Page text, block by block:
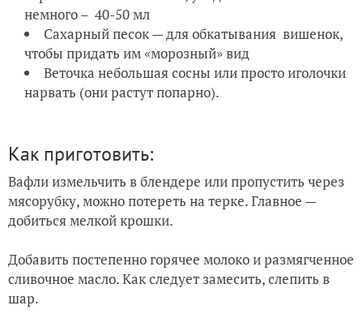
немного – 40-50 мл
Сахарный песок — для обкатывания вишенок,
чтобы придать им «морозный» вид
Веточка небольшая сосны или просто иголочки
нарвать (они растут попарно).
Как приготовить:
Вафли измельчить в блендере или пропустить через
мясорубку, можно потереть на терке. Главное —
добиться мелкой крошки.
Добавить постепенно горячее молоко и размягченное
сливочное масло. Как следует замесить, слепить в
шар.